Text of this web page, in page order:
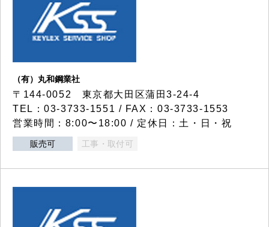
（有）丸和鋼業社
〒144-0052 東京都大田区蒲田3-24-4
TEL：03-3733-1551 / FAX：03-3733-1553
営業時間：8:00〜18:00 / 定休日：土・日・祝
販売可 工事・取付可